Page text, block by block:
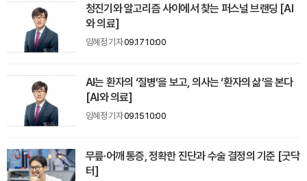
청진기와 알고리즘 사이에서 찾는 퍼스널 브랜딩 [AI
와 의료]
임혜정 기자09.17 10:00
AI는 환자의 ‘질병’을 보고, 의사는 ‘환자의 삶’을 본다
[AI와 의료]
임혜정 기자09.15 10:00
무릎·어깨 통증, 정확한 진단과 수술 결정의 기준 [굿닥
터]